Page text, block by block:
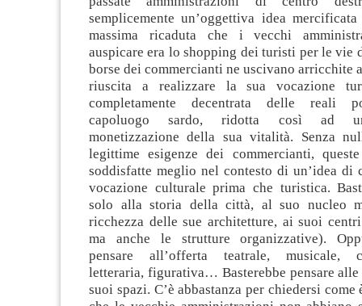
semplicemente un’oggettiva idea
massima ricaduta che i vecchi
auspicare era lo shopping dei turisti per le vie
borse dei commercianti ne uscivano arricchite
riuscita a realizzare la sua vocazione
completamente decentrata delle reali
capoluogo sardo, ridotta così ad
monetizzazione della sua vitalità. Senza
legittime esigenze dei commercianti,
soddisfatte meglio nel contesto di un’idea di
vocazione culturale prima che turistica.
solo alla storia della città, al suo nucleo
ricchezza delle sue architetture, ai suoi
ma anche le strutture organizzative).
pensare all’offerta teatrale, musicale,
letteraria, figurativa… Basterebbe pensare
suoi spazi. C’è abbastanza per chiedersi come